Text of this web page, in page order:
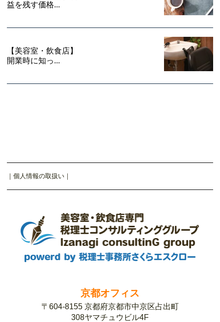
益を残す価格...
【美容室・飲食店】
開業時に知っ...
｜ 個人情報の取扱い ｜
京都オフィス
〒604-8155 京都府京都市中京区占出町
308ヤマチュウビル4F